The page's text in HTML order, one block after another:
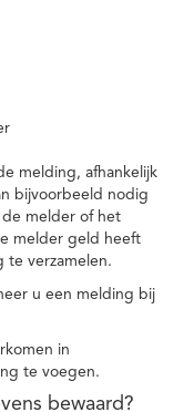
melding, afhankelijk
bijvoorbeeld nodig
de melder of het
melder geld heeft
te verzamelen.
u een melding bij
in
te voegen.
bewaard?